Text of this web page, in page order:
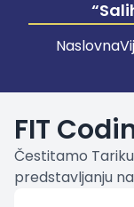
Naslovna
FIT
Čestitamo
predstavljanju